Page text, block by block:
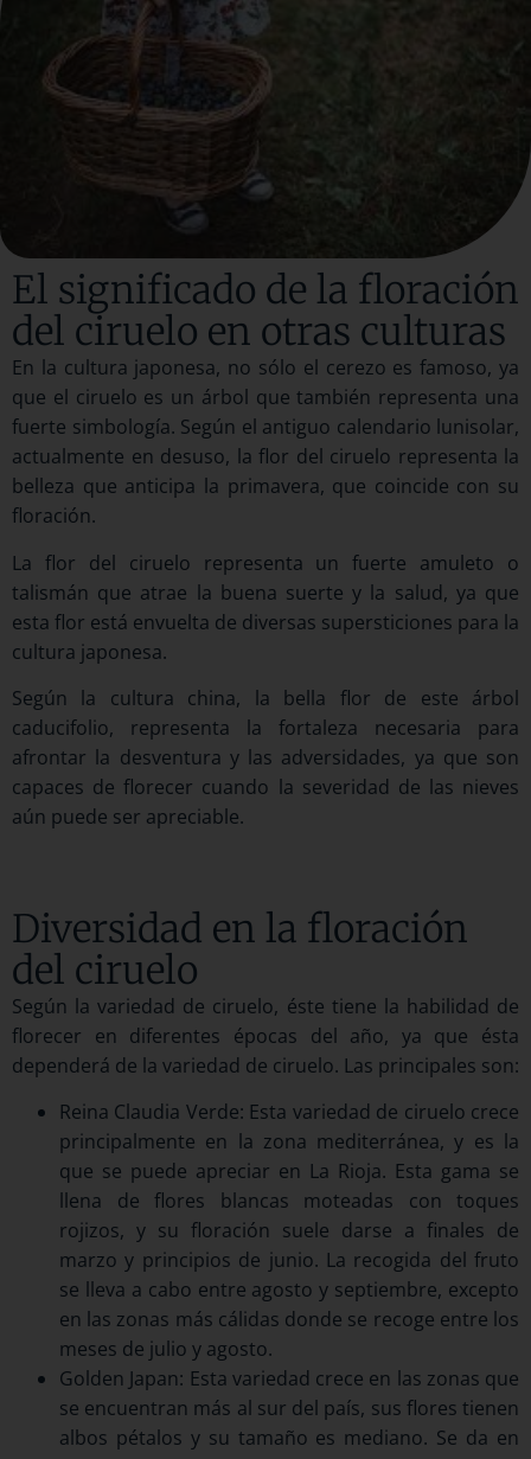
El significado de la floración
del ciruelo en otras culturas
En la cultura japonesa, no sólo el cerezo es famoso, ya
que el ciruelo es un árbol que también representa una
fuerte simbología. Según el antiguo calendario lunisolar,
actualmente en desuso, la flor del ciruelo representa la
belleza que anticipa la primavera, que coincide con su
floración.
La flor del ciruelo representa un fuerte amuleto o
talismán que atrae la buena suerte y la salud, ya que
esta flor está envuelta de diversas supersticiones para la
cultura japonesa.
Según la cultura china, la bella flor de este árbol
caducifolio, representa la fortaleza necesaria para
afrontar la desventura y las adversidades, ya que son
capaces de florecer cuando la severidad de las nieves
aún puede ser apreciable.
Diversidad en la floración
del ciruelo
Según la variedad de ciruelo, éste tiene la habilidad de
florecer en diferentes épocas del año, ya que ésta
dependerá de la variedad de ciruelo. Las principales son:
Reina Claudia Verde: Esta variedad de ciruelo crece
principalmente en la zona mediterránea, y es la
que se puede apreciar en La Rioja. Esta gama se
llena de flores blancas moteadas con toques
rojizos, y su floración suele darse a finales de
marzo y principios de junio. La recogida del fruto
se lleva a cabo entre agosto y septiembre, excepto
en las zonas más cálidas donde se recoge entre los
meses de julio y agosto.
Golden Japan: Esta variedad crece en las zonas que
se encuentran más al sur del país, sus flores tienen
albos pétalos y su tamaño es mediano. Se da en